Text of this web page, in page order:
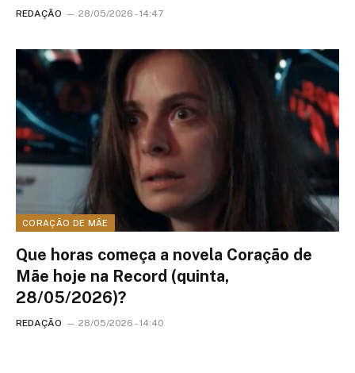
REDAÇÃO 28/05/2026 - 14:47
CORAÇÃO DE MÃE
Que horas começa a novela Coração de
Mãe hoje na Record (quinta,
28/05/2026)?
REDAÇÃO 28/05/2026 - 14:40